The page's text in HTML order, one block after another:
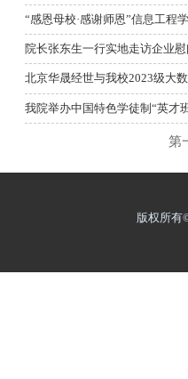
“感恩母校·感谢师恩”信息工程
院长张东生一行实地走访企业
北京华晟经世与我校2023级大
我院举办中国特色学徒制“英才
第
版权所有